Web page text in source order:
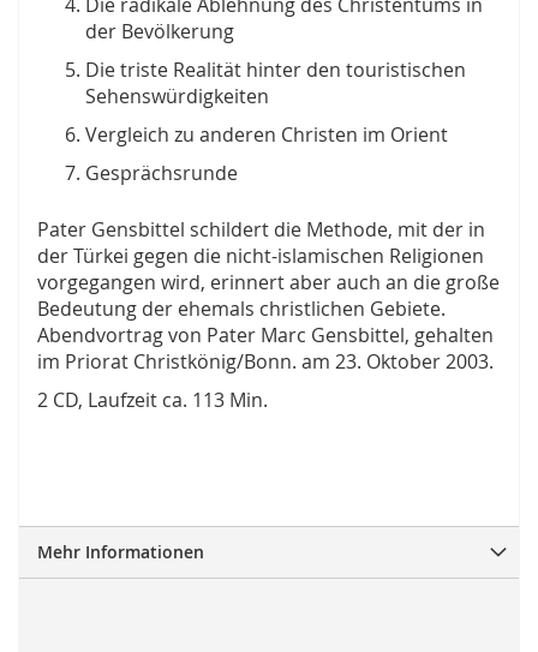
der Bevölkerung
Die triste Realität hinter den touristischen
Sehenswürdigkeiten
Vergleich zu anderen Christen im Orient
Gesprächsrunde
Pater Gensbittel schildert die Methode, mit der in
der Türkei gegen die nicht-islamischen Religionen
vorgegangen wird, erinnert aber auch an die große
Bedeutung der ehemals christlichen Gebiete.
Abendvortrag von Pater Marc Gensbittel, gehalten
im Priorat Christkönig/Bonn. am 23. Oktober 2003.
2 CD, Laufzeit ca. 113 Min.
Mehr Informationen